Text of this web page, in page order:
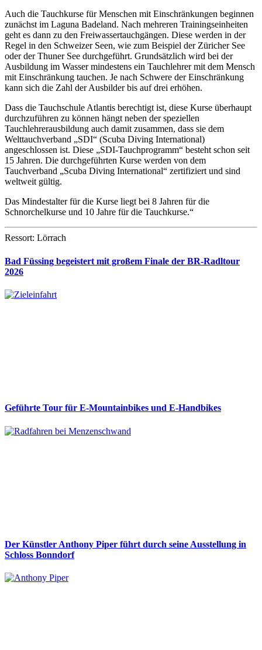
Auch die Tauchkurse für Menschen mit Einschränkungen beginnen
zunächst im Laguna Badeland. Nach mehreren Trainingseinheiten
geht es dann zu den Freiwassertauchgängen. Diese werden in der
Regel in den Schweizer Seen, wie zum Beispiel der Züricher See
oder der Thuner See durchgeführt. Grundsätzlich wird bei der
Ausbildung im Wasser mindestens ein Tauchlehrer mit dem Mensch
mit Einschränkung tauchen. Je nach Schwere der Einschränkung
kann sich die Zahl der Ausbilder bis auf drei erhöhen.
Dass die Tauchschule Atlantis berechtigt ist, diese Kurse überhaupt
durchzuführen zu können hängt neben der speziellen
Tauchlehrerausbildung auch damit zusammen, dass sie dem
Welttauchverband „SDI“ (Scuba Diving International)
angeschlossen ist. Diese „SDI-Tauchprogramm“ besteht schon seit
15 Jahren. Die durchgeführten Kurse werden von dem
Tauchverband „Scuba Diving International“ zertifiziert und sind
weltweit gültig.
Das Mindestalter für die Kurse liegt bei 8 Jahren für die
Schnorchelkurse und 10 Jahre für die Tauchkurse.“
Ressort: Lörrach
Bad Füssing begeistert mit großem Finale der BR-Radltour
2026
Geführte Tour für E-Mountainbikes und E-Handbikes
Der Künstler Anthony Piper führt durch seine Ausstellung in
Schloss Bonndorf